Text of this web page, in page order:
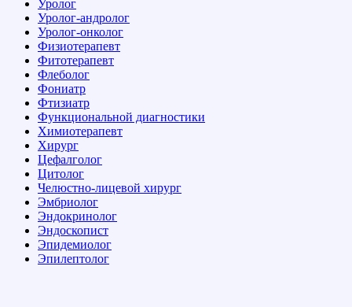
Уролог
Уролог-андролог
Уролог-онколог
Физиотерапевт
Фитотерапевт
Флеболог
Фониатр
Фтизиатр
Функциональной диагностики
Химиотерапевт
Хирург
Цефалголог
Цитолог
Челюстно-лицевой хирург
Эмбриолог
Эндокринолог
Эндоскопист
Эпидемиолог
Эпилептолог